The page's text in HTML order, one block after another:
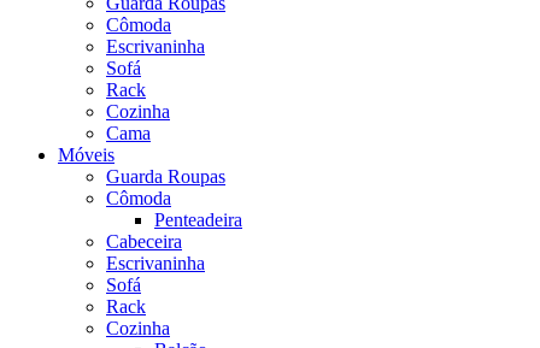
Cômoda
Escrivaninha
Sofá
Rack
Cozinha
Cama
Móveis
Guarda Roupas
Cômoda
Penteadeira
Cabeceira
Escrivaninha
Sofá
Rack
Cozinha